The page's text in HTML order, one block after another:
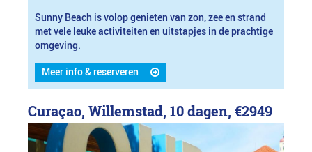
Sunny Beach is volop genieten van zon, zee en strand
met vele leuke activiteiten en uitstapjes in de prachtige
omgeving.
Meer info & reserveren
Curaçao, Willemstad, 10 dagen, €2949